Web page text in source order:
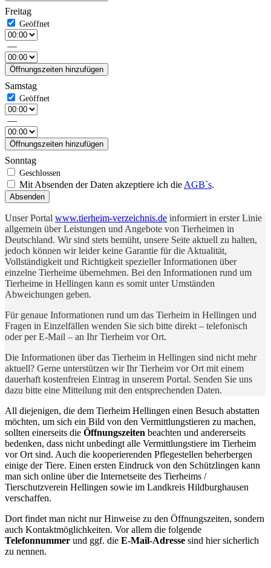
Freitag
—
Öffnungszeiten hinzufügen
Samstag
—
Öffnungszeiten hinzufügen
Sonntag
Mit Absenden der Daten akzeptiere ich die AGB`s.
Absenden
Unser Portal www.tierheim-verzeichnis.de informiert in erster Linie
allgemein über Leistungen und Angebote von Tierheimen in
Deutschland. Wir sind stets bemüht, unsere Seite aktuell zu halten,
jedoch können wir leider keine Garantie für die Aktualität,
Vollständigkeit und Richtigkeit spezieller Informationen über
einzelne Tierheime übernehmen. Bei den Informationen rund um
Tierheime in Hellingen kann es somit unter Umständen
Abweichungen geben.
Für genaue Informationen rund um das Tierheim in Hellingen und
Fragen in Einzelfällen wenden Sie sich bitte direkt – telefonisch
oder per E-Mail – an Ihr Tierheim vor Ort.
Die Informationen über das Tierheim in Hellingen sind nicht mehr
aktuell? Gerne unterstützen wir Ihr Tierheim vor Ort mit einem
dauerhaft kostenfreien Eintrag in unserem Portal. Senden Sie uns
dazu bitte eine Mitteilung mit den entsprechenden Daten.
All diejenigen, die dem Tierheim Hellingen einen Besuch abstatten
möchten, um sich ein Bild von den Vermittlungstieren zu machen,
sollten einerseits die Öffnungszeiten beachten und andererseits
bedenken, dass nicht unbedingt alle Vermittlungstiere im Tierheim
vor Ort sind. Auch die kooperierenden Pflegestellen beherbergen
einige der Tiere. Einen ersten Eindruck von den Schützlingen kann
man sich online über die Internetseite des Tierheims /
Tierschutzverein Hellingen sowie im Landkreis Hildburghausen
verschaffen.
Dort findet man nicht nur Hinweise zu den Öffnungszeiten, sondern
auch Kontaktmöglichkeiten. Vor allem die folgende
Telefonnummer und ggf. die E-Mail-Adresse sind hier sicherlich
zu nennen.